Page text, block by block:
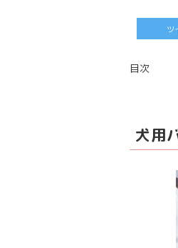
ツ
目次
犬用